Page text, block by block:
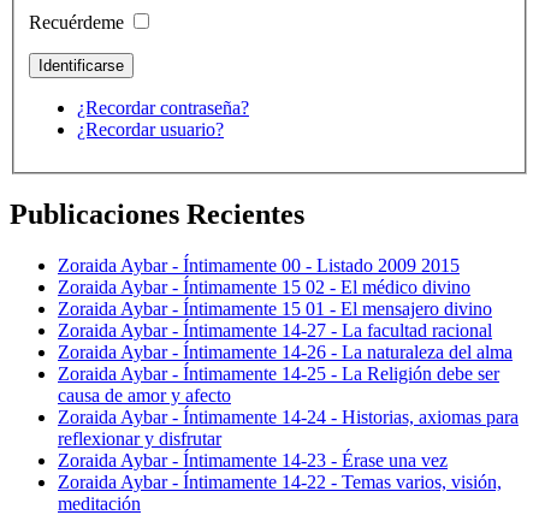
Recuérdeme
¿Recordar contraseña?
¿Recordar usuario?
Publicaciones Recientes
Zoraida Aybar - Íntimamente 00 - Listado 2009 2015
Zoraida Aybar - Íntimamente 15 02 - El médico divino
Zoraida Aybar - Íntimamente 15 01 - El mensajero divino
Zoraida Aybar - Íntimamente 14-27 - La facultad racional
Zoraida Aybar - Íntimamente 14-26 - La naturaleza del alma
Zoraida Aybar - Íntimamente 14-25 - La Religión debe ser
causa de amor y afecto
Zoraida Aybar - Íntimamente 14-24 - Historias, axiomas para
reflexionar y disfrutar
Zoraida Aybar - Íntimamente 14-23 - Érase una vez
Zoraida Aybar - Íntimamente 14-22 - Temas varios, visión,
meditación